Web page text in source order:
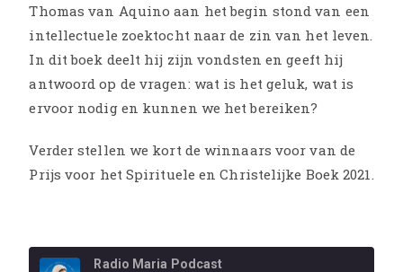
Thomas van Aquino aan het begin stond van een
intellectuele zoektocht naar de zin van het leven.
In dit boek deelt hij zijn vondsten en geeft hij
antwoord op de vragen: wat is het geluk, wat is
ervoor nodig en kunnen we het bereiken?
Verder stellen we kort de winnaars voor van de
Prijs voor het Spirituele en Christelijke Boek 2021.
Radio Maria Podcast